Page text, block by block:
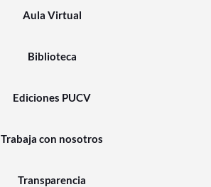
Aula Virtual
Biblioteca
Ediciones PUCV
Trabaja con nosotros
Transparencia